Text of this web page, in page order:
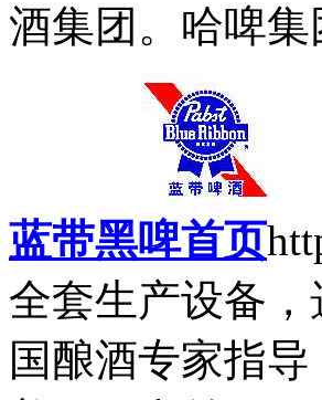
酒集团。哈啤
蓝带黑啤首页
全套生产设备
国酿酒专家指